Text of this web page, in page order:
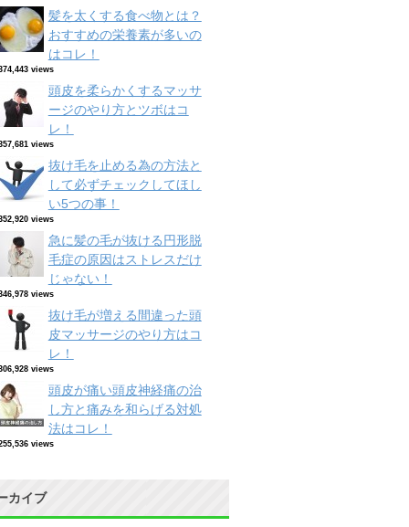
髪を太くする食べ物とは？
おすすめの栄養素が多いの
はコレ！
views
頭皮を柔らかくするマッサ
ージのやり方とツボはコ
レ！
views
抜け毛を止める為の方法と
して必ずチェックしてほし
い5つの事！
views
急に髪の毛が抜ける円形脱
毛症の原因はストレスだけ
じゃない！
views
抜け毛が増える間違った頭
皮マッサージのやり方はコ
レ！
views
頭皮が痛い頭皮神経痛の治
し方と痛みを和らげる対処
法はコレ！
views
カイブ